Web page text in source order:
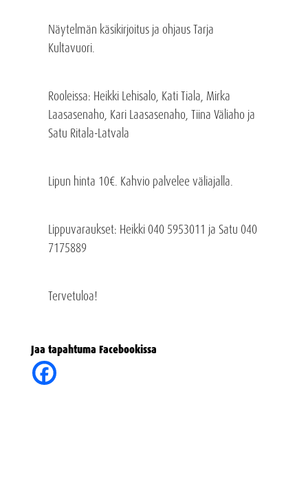
Näytelmän käsikirjoitus ja ohjaus Tarja
Kultavuori.
Rooleissa: Heikki Lehisalo, Kati Tiala, Mirka
Laasasenaho, Kari Laasasenaho, Tiina Väliaho ja
Satu Ritala-Latvala
Lipun hinta 10€. Kahvio palvelee väliajalla.
Lippuvaraukset: Heikki 040 5953011 ja Satu 040
7175889
Tervetuloa!
Jaa tapahtuma Facebookissa